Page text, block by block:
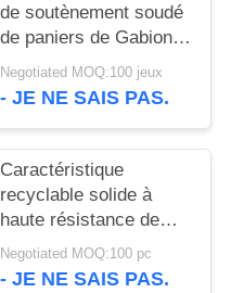
de soutènement soudé
de paniers de Gabion
de fil, boîtes de grillage
de Gabion
Negotiated MOQ:100 jeux
- JE NE SAIS PAS.
Caractéristique
recyclable solide à
haute résistance de
Gabions du maillage de
soudure 4 x 4
Negotiated MOQ:100 pc
- JE NE SAIS PAS.